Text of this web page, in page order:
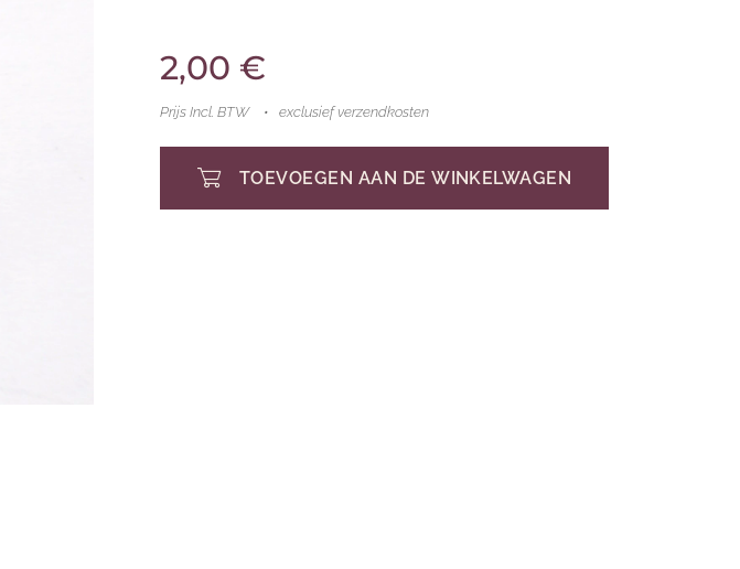
2,00 €
Prijs Incl. BTW exclusief verzendkosten
TOEVOEGEN AAN DE WINKELWAGEN